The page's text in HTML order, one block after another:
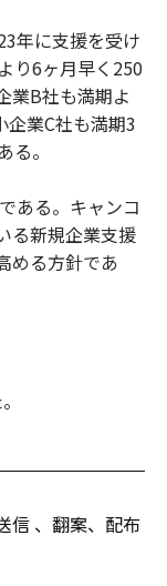
年に支援を受け
り6ヶ月早く250
業B社も満期よ
企業C社も満期3
。
ある。キャンコ
る新規企業支援
める方針であ
信 、翻案、配布